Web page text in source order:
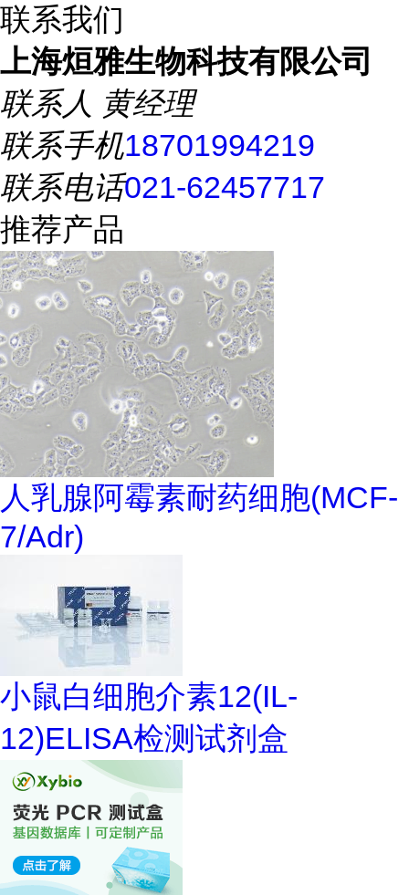
联系我们
上海烜雅生物科技有限公司
联系人 黄经理
联系手机18701994219
联系电话021-62457717
推荐产品
人乳腺阿霉素耐药细胞(MCF-
7/Adr)
小鼠白细胞介素12(IL-
12)ELISA检测试剂盒